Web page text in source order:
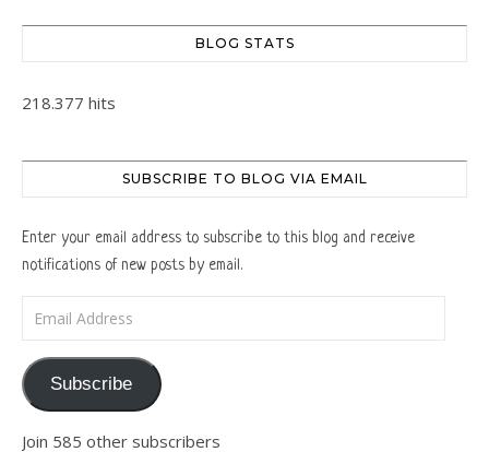
BLOG STATS
218.377 hits
SUBSCRIBE TO BLOG VIA EMAIL
Enter your email address to subscribe to this blog and receive
notifications of new posts by email.
Subscribe
Join 585 other subscribers